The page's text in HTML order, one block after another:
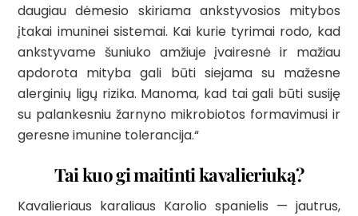
daugiau dėmesio skiriama ankstyvosios mitybos
įtakai imuninei sistemai. Kai kurie tyrimai rodo, kad
ankstyvame šuniuko amžiuje įvairesnė ir mažiau
apdorota mityba gali būti siejama su mažesne
alerginių ligų rizika. Manoma, kad tai gali būti susiję
su palankesniu žarnyno mikrobiotos formavimusi ir
geresne imunine tolerancija.“
Tai kuo gi maitinti kavalieriuką?
Kavalieriaus karaliaus Karolio spanielis — jautrus,